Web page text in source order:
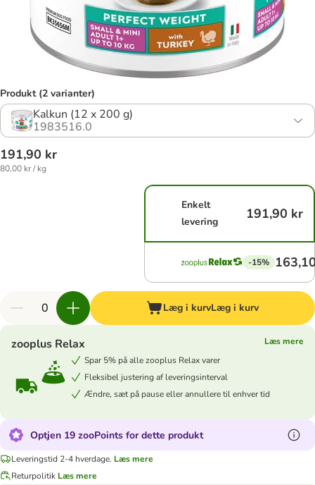
Produkt (2 varianter)
Kalkun (12 x 200 g)
1983516.0
191,90 kr
80,00 kr / kg
Enkelt
levering
191,90 kr
-15%
Læg i kurvLæg i kurv
zooplus Relax
Læs mere
Spar 5% på alle zooplus Relax varer
Fleksibel justering af leveringsinterval
Ændre, sæt på pause eller annullere til enhver tid
Optjen 19 zooPoints for dette produkt
Leveringstid 2-4 hverdage. Læs mere
Returpolitik Læs mere